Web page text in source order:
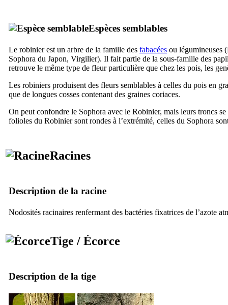
Espèces semblables
Le robinier est un arbre de la famille des fabacées ou légumineuses
Sophora du Japon, Virgilier). Il fait partie de la sous-famille des
retrouve le même type de fleur particulière que chez les pois, les
Les robiniers produisent des fleurs semblables à celles du pois en
que de longues cosses contenant des graines coriaces.
On peut confondre le Sophora avec le Robinier, mais leurs troncs
folioles du Robinier sont rondes à l’extrémité, celles du Sophora
Racines
Description de la racine
Nodosités racinaires renfermant des bactéries fixatrices de l’azote
Tige / Écorce
Description de la tige